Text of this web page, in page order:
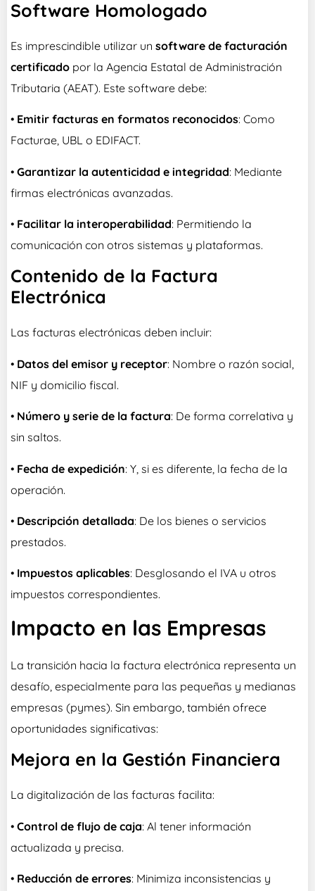
Software Homologado
Es imprescindible utilizar un software de facturación
certificado por la Agencia Estatal de Administración
Tributaria (AEAT). Este software debe:
• Emitir facturas en formatos reconocidos: Como
Facturae, UBL o EDIFACT.
• Garantizar la autenticidad e integridad: Mediante
firmas electrónicas avanzadas.
• Facilitar la interoperabilidad: Permitiendo la
comunicación con otros sistemas y plataformas.
Contenido de la Factura
Electrónica
Las facturas electrónicas deben incluir:
• Datos del emisor y receptor: Nombre o razón social,
NIF y domicilio fiscal.
• Número y serie de la factura: De forma correlativa y
sin saltos.
• Fecha de expedición: Y, si es diferente, la fecha de la
operación.
• Descripción detallada: De los bienes o servicios
prestados.
• Impuestos aplicables: Desglosando el IVA u otros
impuestos correspondientes.
Impacto en las Empresas
La transición hacia la factura electrónica representa un
desafío, especialmente para las pequeñas y medianas
empresas (pymes). Sin embargo, también ofrece
oportunidades significativas:
Mejora en la Gestión Financiera
La digitalización de las facturas facilita:
• Control de flujo de caja: Al tener información
actualizada y precisa.
• Reducción de errores: Minimiza inconsistencias y